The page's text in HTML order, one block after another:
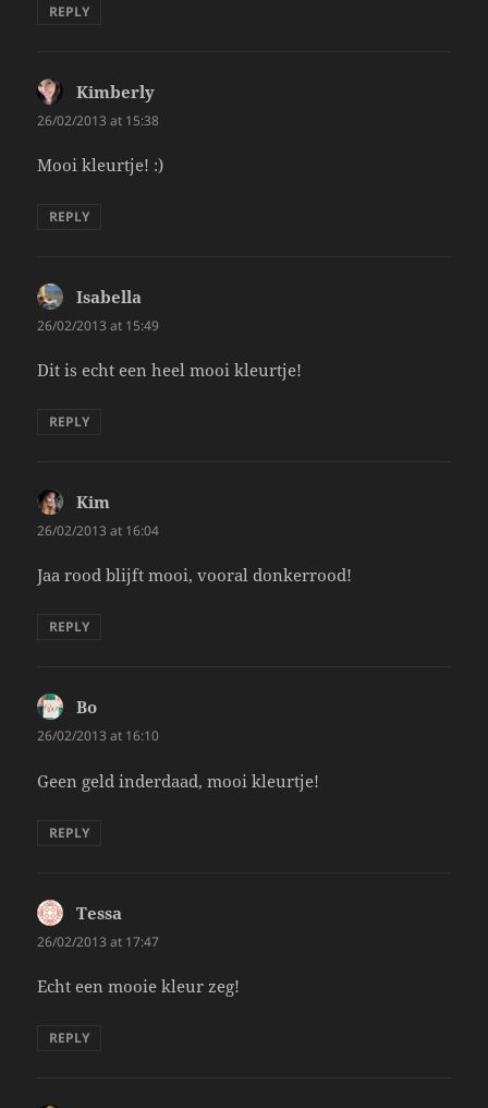
REPLY
Kimberly
26/02/2013 at 15:38
Mooi kleurtje! :)
REPLY
Isabella
26/02/2013 at 15:49
Dit is echt een heel mooi kleurtje!
REPLY
Kim
26/02/2013 at 16:04
Jaa rood blijft mooi, vooral donkerrood!
REPLY
Bo
26/02/2013 at 16:10
Geen geld inderdaad, mooi kleurtje!
REPLY
Tessa
26/02/2013 at 17:47
Echt een mooie kleur zeg!
REPLY